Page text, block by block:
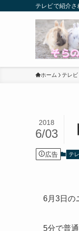
テレビで紹介さ
ホーム テレビ
2018
6/03
広告 テ
6月3日の
5分で普